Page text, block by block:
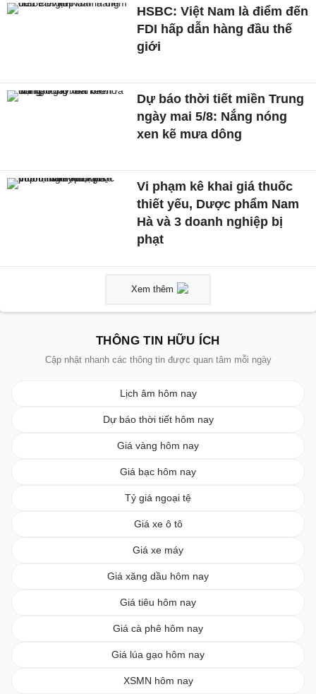
HSBC: Việt Nam là điểm đến
FDI hấp dẫn hàng đầu thế
giới
Dự báo thời tiết miền Trung
ngày mai 5/8: Nắng nóng
xen kẽ mưa dông
Vi phạm kê khai giá thuốc
thiết yếu, Dược phẩm Nam
Hà và 3 doanh nghiệp bị
phạt
Xem thêm
THÔNG TIN HỮU ÍCH
Cập nhật nhanh các thông tin được quan tâm mỗi ngày
Lịch âm hôm nay
Dự báo thời tiết hôm nay
Giá vàng hôm nay
Giá bạc hôm nay
Tỷ giá ngoại tệ
Giá xe ô tô
Giá xe máy
Giá xăng dầu hôm nay
Giá tiêu hôm nay
Giá cà phê hôm nay
Giá lúa gạo hôm nay
XSMN hôm nay